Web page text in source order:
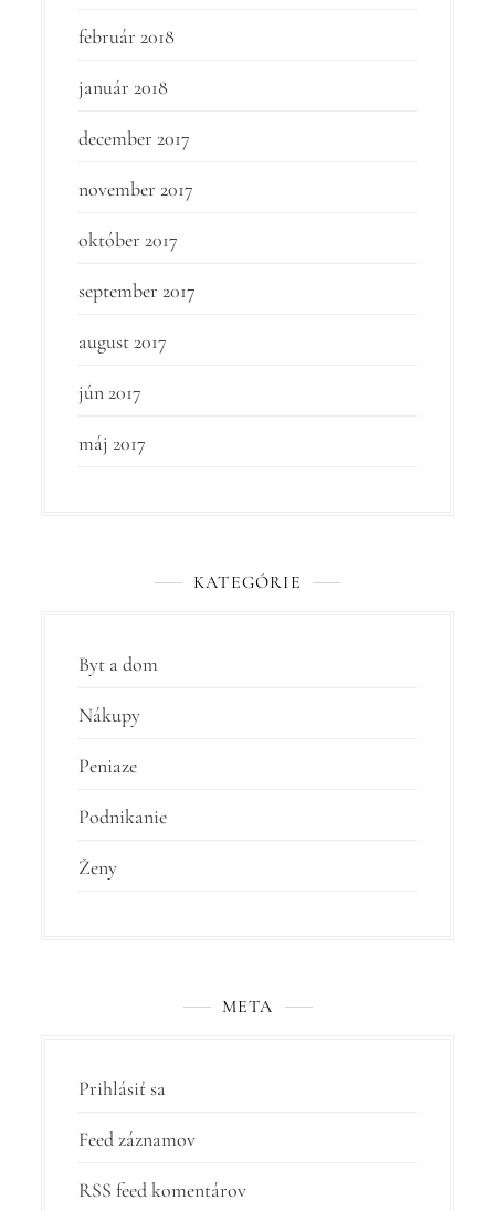
február 2018
január 2018
december 2017
november 2017
október 2017
september 2017
august 2017
jún 2017
máj 2017
KATEGÓRIE
Byt a dom
Nákupy
Peniaze
Podnikanie
Ženy
META
Prihlásiť sa
Feed záznamov
RSS feed komentárov